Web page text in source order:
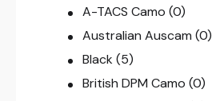
A-TACS Camo (0)
Australian Auscam (0)
Black (5)
British DPM Camo (0)